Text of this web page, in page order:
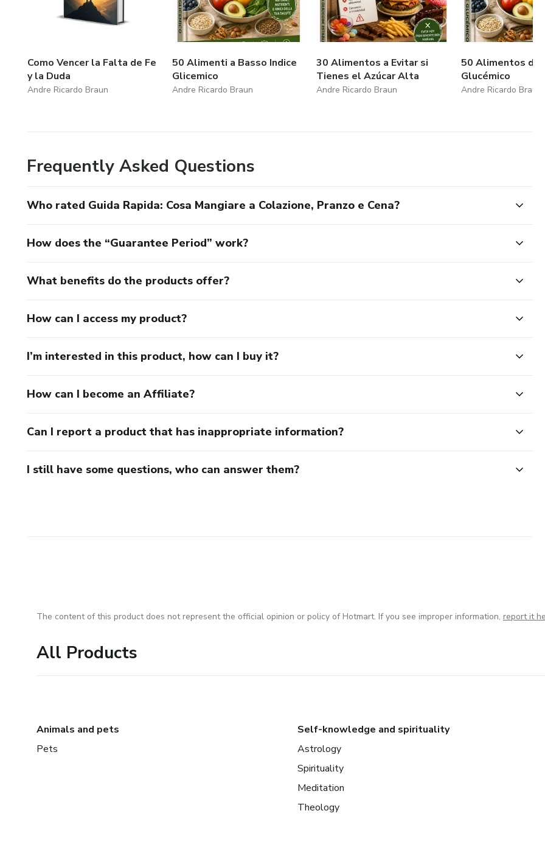
Como Vencer la Falta de Fe
y la Duda
Andre Ricardo Braun
50 Alimenti a Basso Indice
Glicemico
Andre Ricardo Braun
30 Alimentos a Evitar si
Tienes el Azúcar Alta
Andre Ricardo Braun
50 Alimentos de
Glucémico
Andre Ricardo Braun
Frequently Asked Questions
Who rated Guida Rapida: Cosa Mangiare a Colazione, Pranzo e Cena?
How does the “Guarantee Period” work?
What benefits do the products offer?
How can I access my product?
I’m interested in this product, how can I buy it?
How can I become an Affiliate?
Can I report a product that has inappropriate information?
I still have some questions, who can answer them?
The content of this product does not represent the official opinion or policy of Hotmart. If you see improper information, report it
All Products
Animals and pets
Pets
Self-knowledge and spirituality
Astrology
Spirituality
Meditation
Theology